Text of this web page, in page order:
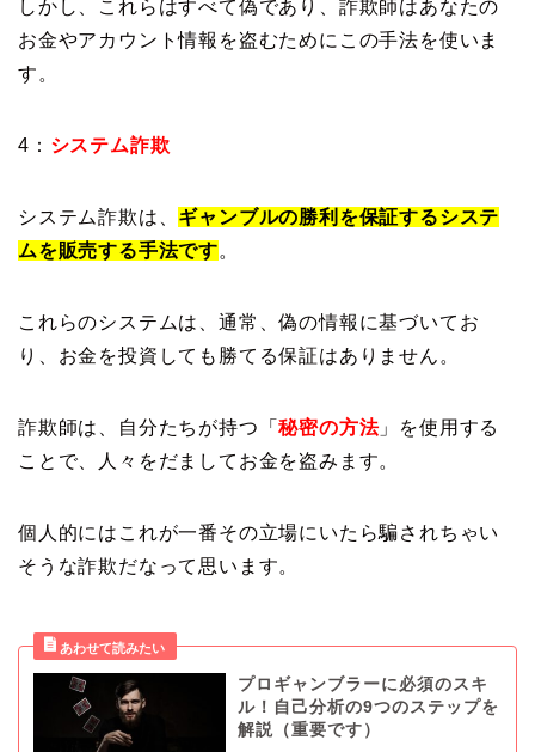
しかし、これらはすべて偽であり、詐欺師はあなたの
お金やアカウント情報を盗むためにこの手法を使いま
す。
4： システム詐欺
システム詐欺は、 ギャンブルの勝利を保証するシステ
ムを販売する手法です。
これらのシステムは、通常、偽の情報に基づいてお
り、お金を投資しても勝てる保証はありません。
詐欺師は、自分たちが持つ「秘密の方法」を使用する
ことで、人々をだましてお金を盗みます。
個人的にはこれが一番その立場にいたら騙されちゃい
そうな詐欺だなって思います。
プロギャンブラーに必須のスキ
ル！自己分析の9つのステップを
解説（重要です）